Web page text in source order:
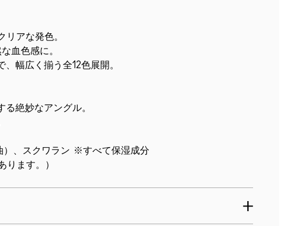
リアな発色。
血色感に。
幅広く揃う全12色展開。
絶妙なアングル。
）、スクワラン ※すべて保湿成分
ります。）